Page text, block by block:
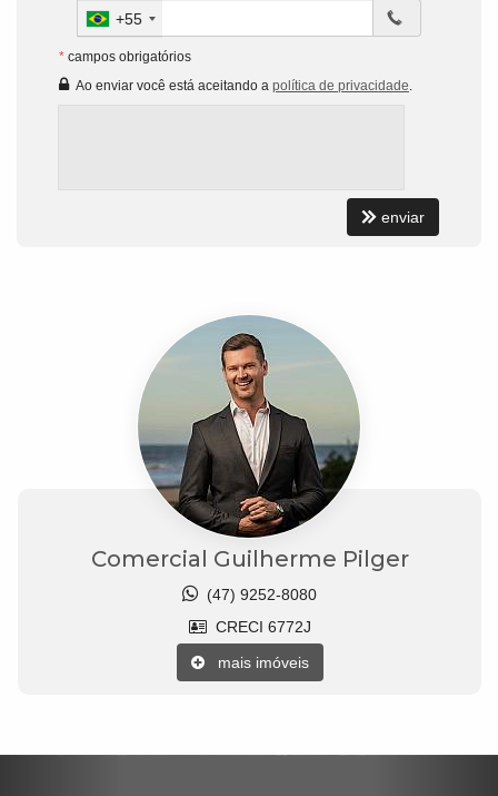
+55
* campos obrigatórios
Ao enviar você está aceitando a política de privacidade.
enviar
Comercial Guilherme Pilger
(47) 9252-8080
CRECI 6772J
mais imóveis